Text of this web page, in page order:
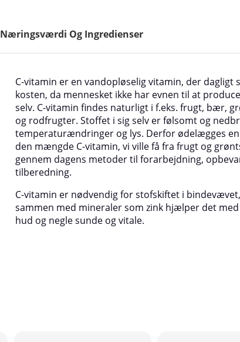
Næringsværdi Og Ingredienser
C-vitamin er en vandopløselig vitamin, der dagligt
kosten, da mennesket ikke har evnen til at
selv. C-vitamin findes naturligt i f.eks. frugt, bær,
og rodfrugter. Stoffet i sig selv er følsomt og
temperaturændringer og lys. Derfor ødelægges
den mængde C-vitamin, vi ville få fra frugt og
gennem dagens metoder til forarbejdning,
tilberedning.
C-vitamin er nødvendig for stofskiftet i
sammen med mineraler som zink hjælper det
hud og negle sunde og vitale.